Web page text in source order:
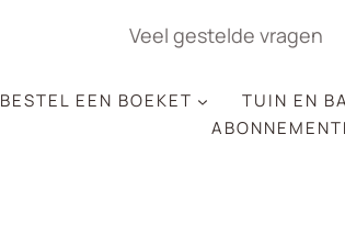
Veel gestelde vragen
BESTEL EEN BOEKET TUIN EN